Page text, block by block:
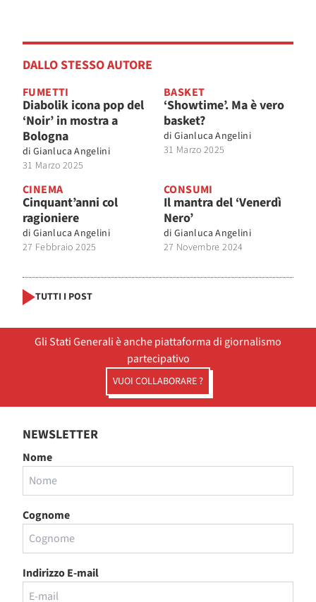
DALLO STESSO AUTORE
FUMETTI
Diabolik icona pop del
‘Noir’ in mostra a
Bologna
di Gianluca Angelini
31 Marzo 2025
BASKET
‘Showtime’. Ma è vero
basket?
di Gianluca Angelini
31 Marzo 2025
CINEMA
Cinquant’anni col
ragioniere
di Gianluca Angelini
27 Febbraio 2025
CONSUMI
Il mantra del ‘Venerdì
Nero’
di Gianluca Angelini
27 Novembre 2024
TUTTI I POST
Gli Stati Generali è anche piattaforma di giornalismo
partecipativo
VUOI COLLABORARE ?
NEWSLETTER
Nome
Cognome
Indirizzo E-mail